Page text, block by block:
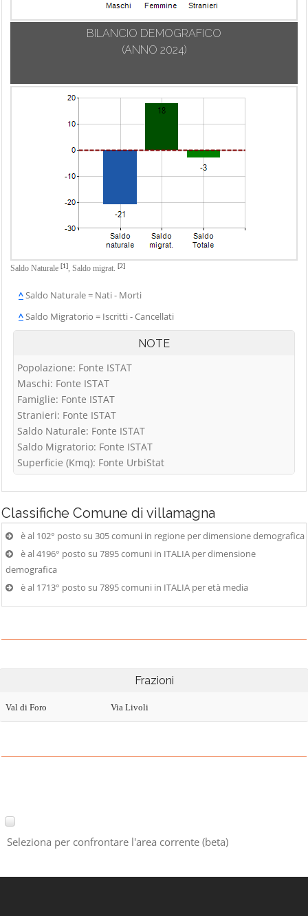
BILANCIO DEMOGRAFICO
(ANNO 2024)
Saldo Naturale [1], Saldo migrat. [2]
^Saldo Naturale = Nati - Morti
^Saldo Migratorio = Iscritti - Cancellati
NOTE
Popolazione: Fonte ISTAT
Maschi: Fonte ISTAT
Famiglie: Fonte ISTAT
Stranieri: Fonte ISTAT
Saldo Naturale: Fonte ISTAT
Saldo Migratorio: Fonte ISTAT
Superficie (Kmq): Fonte UrbiStat
Classifiche Comune di villamagna
è al 102° posto su 305 comuni in regione per dimensione demografica
è al 4196° posto su 7895 comuni in ITALIA per dimensione
demografica
è al 1713° posto su 7895 comuni in ITALIA per età media
Frazioni
Val di Foro Via Livoli
Seleziona per confrontare l'area corrente (beta)